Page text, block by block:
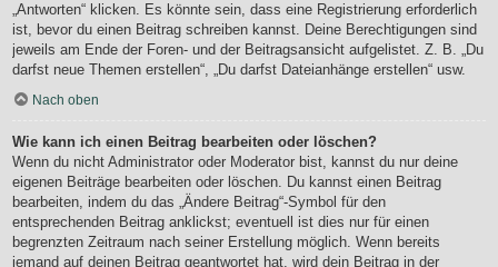
„Antworten“ klicken. Es könnte sein, dass eine Registrierung erforderlich
ist, bevor du einen Beitrag schreiben kannst. Deine Berechtigungen sind
jeweils am Ende der Foren- und der Beitragsansicht aufgelistet. Z. B. „Du
darfst neue Themen erstellen“, „Du darfst Dateianhänge erstellen“ usw.
Nach oben
Wie kann ich einen Beitrag bearbeiten oder löschen?
Wenn du nicht Administrator oder Moderator bist, kannst du nur deine
eigenen Beiträge bearbeiten oder löschen. Du kannst einen Beitrag
bearbeiten, indem du das „Ändere Beitrag“-Symbol für den
entsprechenden Beitrag anklickst; eventuell ist dies nur für einen
begrenzten Zeitraum nach seiner Erstellung möglich. Wenn bereits
jemand auf deinen Beitrag geantwortet hat, wird dein Beitrag in der